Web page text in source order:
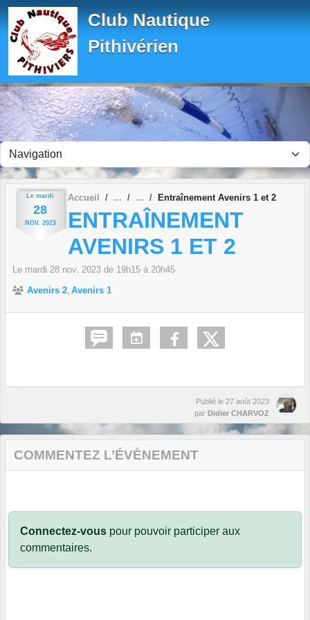
Club Nautique
Pithivérien
Le mardi
28
NOV. 2023
Accueil Entraînement Avenirs 1 et 2
ENTRAÎNEMENT
AVENIRS 1 ET 2
Le mardi 28 nov. 2023 de 19h15 à 20h45
Avenirs 2 Avenirs 1
Publié le 27 août 2023
par Didier CHARVOZ
COMMENTEZ L’ÉVÈNEMENT
Connectez-vous pour pouvoir participer aux
commentaires.
Panneau de gestion des cookies